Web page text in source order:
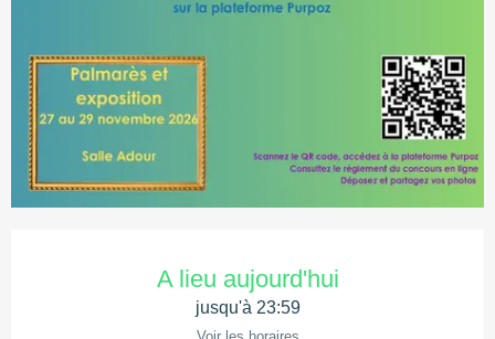
A lieu aujourd'hui
jusqu'à 23:59